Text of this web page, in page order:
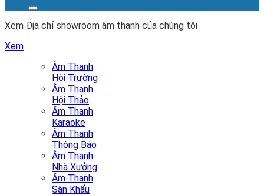
Xem Địa chỉ showroom âm thanh của chúng tôi
Xem
Âm Thanh
Hội Trường
Âm Thanh
Hội Thảo
Âm Thanh
Karaoke
Âm Thanh
Thông Báo
Âm Thanh
Nhà Xưởng
Âm Thanh
Sân Khấu